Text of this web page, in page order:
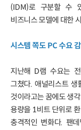
(IDM)로 구분할 수
비즈니스 모델에 대한
시스템 쪽도 PC 수요
지난해 D램 수요는
그쳤다. 애널리스트 생
것이라고는 꿈에도 생
용량을 1비트 단위로
충격적인 변화다. 팬